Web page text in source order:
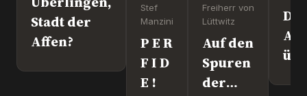
Stadt der
Affen?
Stef
Manzini
P E R
F I D
E !
Freiherr von
Lüttwitz
Auf den
Spuren
der